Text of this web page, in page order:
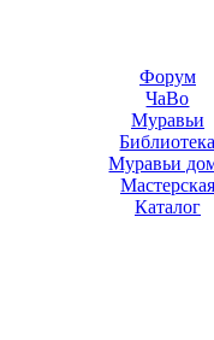
Форум
ЧаВо
Муравьи
Муравьи
Мастерская
Каталог